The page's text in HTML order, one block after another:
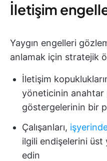
İletişim
Yaygın engelleri
anlamak için stratejik
İletişim
yöneticinin
göstergelerinin bir
Çalışanları,
ilgili endişelerini
edin